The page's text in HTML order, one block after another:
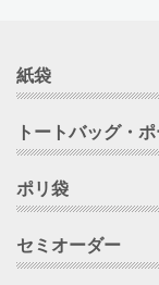
紙袋
トートバッグ・
ポリ袋
セミオーダー